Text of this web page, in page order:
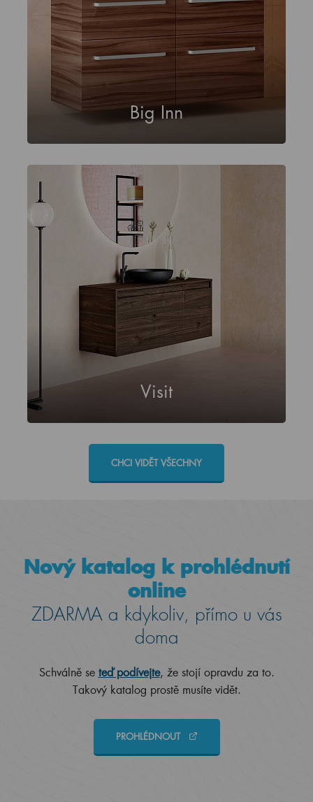
Big Inn
Visit
CHCI VIDĚT VŠECHNY
Nový katalog k prohlédnutí
online
ZDARMA a kdykoliv, přímo u vás
doma
Schválně se teď podívejte, že stojí opravdu za to.
Takový katalog prostě musíte vidět.
PROHLÉDNOUT